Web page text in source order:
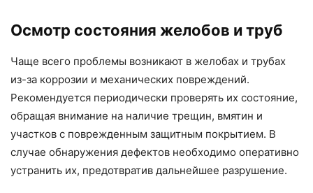
Осмотр состояния желобов и труб
Чаще всего проблемы возникают в желобах и трубах
из-за коррозии и механических повреждений.
Рекомендуется периодически проверять их состояние,
обращая внимание на наличие трещин, вмятин и
участков с поврежденным защитным покрытием. В
случае обнаружения дефектов необходимо оперативно
устранить их, предотвратив дальнейшее разрушение.